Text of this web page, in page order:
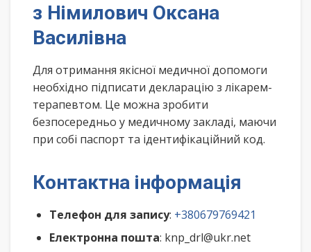
з Німилович Оксана
Василівна
Для отримання якісної медичної допомоги
необхідно підписати декларацію з лікарем-
терапевтом. Це можна зробити
безпосередньо у медичному закладі, маючи
при собі паспорт та ідентифікаційний код.
Контактна інформація
Телефон для запису: +380679769421
Електронна пошта: knp_drl@ukr.net